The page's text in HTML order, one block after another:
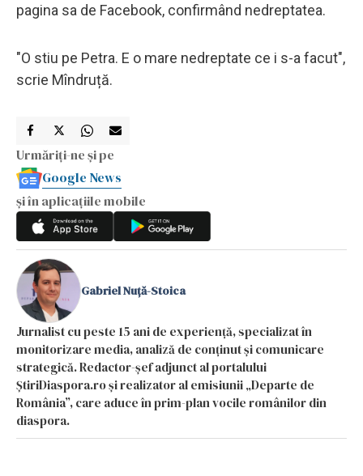
pagina sa de Facebook, confirmând nedreptatea.
"O stiu pe Petra. E o mare nedreptate ce i s-a facut",
scrie Mîndruță.
Urmăriți-ne și pe
Google News
și în aplicațiile mobile
Gabriel Nuță-Stoica
Jurnalist cu peste 15 ani de experiență, specializat în
monitorizare media, analiză de conținut și comunicare
strategică. Redactor-șef adjunct al portalului
ȘtiriDiaspora.ro și realizator al emisiunii „Departe de
România”, care aduce în prim-plan vocile românilor din
diaspora.